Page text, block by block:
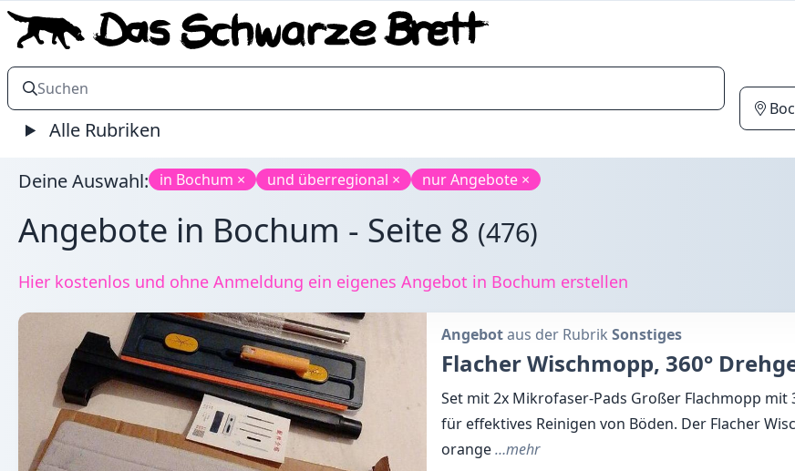
Alle Rubriken
Deine Auswahl: in Bochum × und überregional × nur Angebote ×
Angebote in Bochum - Seite 8 (476)
Hier kostenlos und ohne Anmeldung ein eigenes Angebot in Bochum erstellen
Angebotaus der Rubrik Sonstiges
Flacher Wischmopp, 360°
Set mit 2x Mikrofaser-Pads Großer Flachmopp mit
für effektives Reinigen von Böden. Der Flacher
orange…mehr